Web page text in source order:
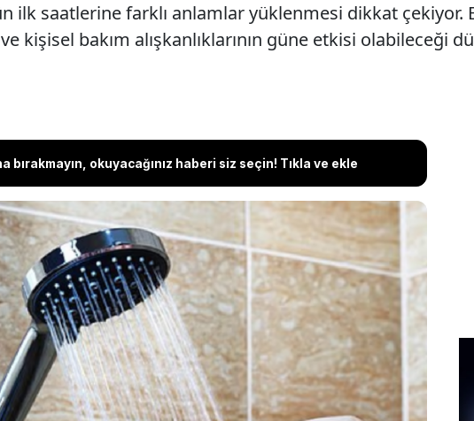
ilk saatlerine farklı anlamlar yüklenmesi dikkat çekiyor.
kişisel bakım alışkanlıklarının güne etkisi olabileceği
bırakmayın, okuyacağınız haberi siz seçin! Tıkla ve ekle
yaşamın hızında sabah rutinleri çoğu kişi için vazgeçilmez
bazı Doğu Avrupa geleneklerinde günün ilk saatlerine
anlamlar yüklenmesi dikkat çekiyor. Eski halk inanışlarında
yapılan bazı ev işleri ve kişisel bakım alışkanlıklarının güne
olabileceği düşünülüyordu.